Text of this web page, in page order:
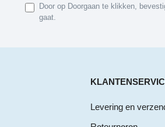
Door op Doorgaan te klikken,
gaat.
Levering en